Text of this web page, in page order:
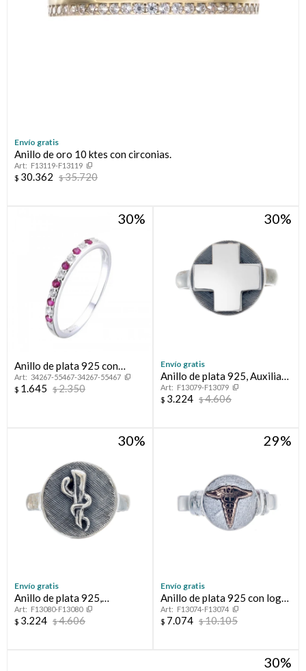
Envío gratis
Anillo de oro 10 ktes con circonias.
F13119-F13119
$ 30.362 $35.720
30
Anillo de plata 925 con
circonias, MEDIO SIN FIN.
34267-55467-34267-55467
$ 1.645 $2.350
30
Envío gratis
Anillo de plata 925, Auxiliar
de Enfermería.
F13079-F13079
$ 3.224 $4.606
30
Envío gratis
Anillo de plata 925,
MEDICO.
F13080-F13080
$ 3.224 $4.606
29
Envío gratis
Anillo de plata 925 con logo
en oro 10 ktes, MEDICINA.
F13074-F13074
$ 7.074 $10.105
30